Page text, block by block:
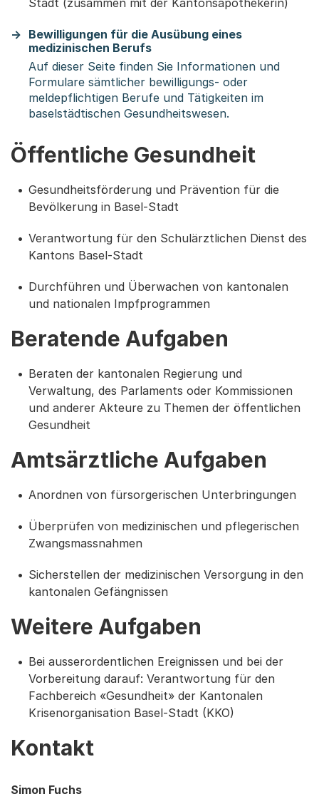
Stadt (zusammen mit der Kantonsapothekerin)
Bewilligungen für die Ausübung eines
medizinischen Berufs
Auf dieser Seite finden Sie Informationen und
Formulare sämtlicher bewilligungs- oder
meldepflichtigen Berufe und Tätigkeiten im
baselstädtischen Gesundheitswesen.
Öffentliche Gesundheit
Gesundheitsförderung und Prävention für die
Bevölkerung in Basel-Stadt
Verantwortung für den Schulärztlichen Dienst des
Kantons Basel-Stadt
Durchführen und Überwachen von kantonalen
und nationalen Impfprogrammen
Beratende Aufgaben
Beraten der kantonalen Regierung und
Verwaltung, des Parlaments oder Kommissionen
und anderer Akteure zu Themen der öffentlichen
Gesundheit
Amtsärztliche Aufgaben
Anordnen von fürsorgerischen Unterbringungen
Überprüfen von medizinischen und pflegerischen
Zwangsmassnahmen
Sicherstellen der medizinischen Versorgung in den
kantonalen Gefängnissen
Weitere Aufgaben
Bei ausserordentlichen Ereignissen und bei der
Vorbereitung darauf: Verantwortung für den
Fachbereich «Gesundheit» der Kantonalen
Krisenorganisation Basel-Stadt (KKO)
Kontakt
Simon Fuchs